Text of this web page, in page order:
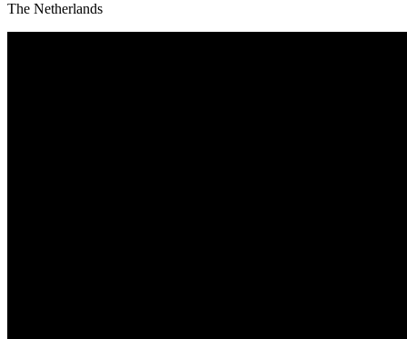
The Netherlands